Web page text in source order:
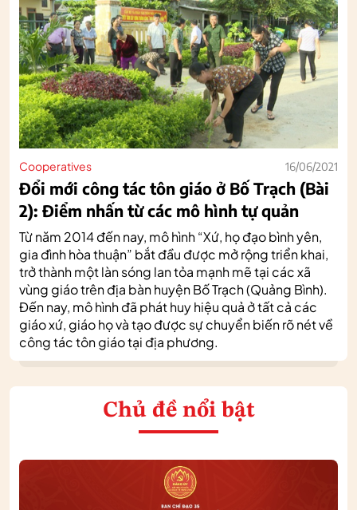
Cooperatives 16/06/2021
Đổi mới công tác tôn giáo ở Bố Trạch (Bài
2): Điểm nhấn từ các mô hình tự quản
Từ năm 2014 đến nay, mô hình “Xứ, họ đạo bình yên,
gia đình hòa thuận” bắt đầu được mở rộng triển khai,
trở thành một làn sóng lan tỏa mạnh mẽ tại các xã
vùng giáo trên địa bàn huyện Bố Trạch (Quảng Bình).
Đến nay, mô hình đã phát huy hiệu quả ở tất cả các
giáo xứ, giáo họ và tạo được sự chuyển biến rõ nét về
công tác tôn giáo tại địa phương.
Chủ đề nổi bật